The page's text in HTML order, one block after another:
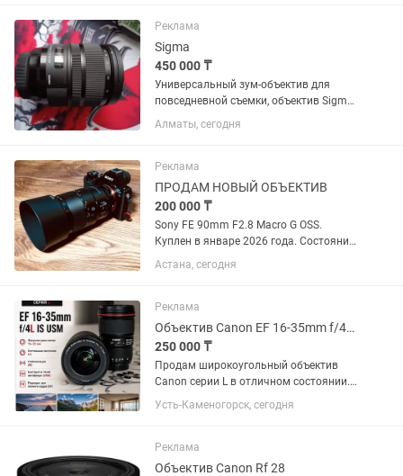
светосила F4 на всем диапазоне,...
Реклама
Sigma
450 000 ₸
Универсальный зум-объектив для
повседневной съемки, объектив Sigma
24-70mm f/2.8 DG OS HSM с креплением
Canon EF охватывает полезный
широкоугольного до портретного,...
Алматы, сегодня
Реклама
ПРОДАМ НОВЫЙ ОБЪЕКТИВ
200 000 ₸
Sony FE 90mm F2.8 Macro G OSS.
Куплен в январе 2026 года. Состояние
практически нового, без царапин и
потертостей. Полный комплект:
задняя крышки. Использовался...
Астана, сегодня
Реклама
Объектив Canon EF 16-35mm f/4L IS USM
250 000 ₸
Продам широкоугольный объектив
Canon серии L в отличном состоянии.
Canon EF 16-35mm f/4L IS USM.
Отличное состояние, стекла чистые,
стабилизация работают идеально....
Усть-Каменогорск, сегодня
Реклама
Объектив Canon Rf 28